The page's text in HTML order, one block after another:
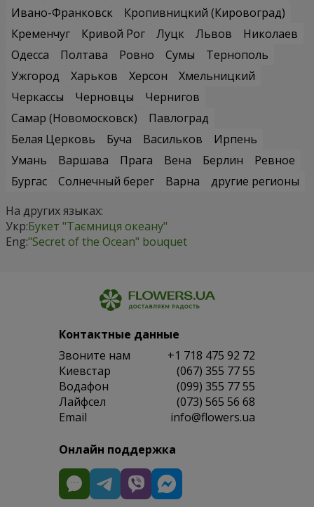
Ивано-Франковск
Кропивницкий (Кировоград)
Кременчуг
Кривой Рог Луцк Львов
Николаев
Одесса
Полтава Ровно Сумы
Тернополь
Ужгород
Харьков Херсон
Хмельницкий
Черкассы
Черновцы
Чернигов
Самар (Новомосковск)
Павлоград
Белая Церковь
Буча Васильков
Ирпень
Умань
Варшава Прага Вена Берлин
Ревное
Бургас
Солнечный берег Варна
другие регионы
На других языках:
Укр:Букет "Таємниця океану"
Eng:"Secret of the Ocean" bouquet
Контактные данные
Звоните нам
+1 718 475 92 72
Киевстар
(067) 355 77 55
Водафон
(099) 355 77 55
Лайфсел
(073) 565 56 68
Email
info@flowers.ua
Онлайн поддержка